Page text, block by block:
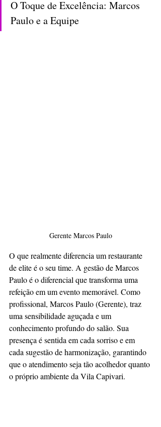
O Toque de Excelência: Marcos
Paulo e a Equipe
Gerente Marcos Paulo
O que realmente diferencia um restaurante
de elite é o seu time. A gestão de Marcos
Paulo é o diferencial que transforma uma
refeição em um evento memorável. Como
profissional, Marcos Paulo (Gerente), traz
uma sensibilidade aguçada e um
conhecimento profundo do salão. Sua
presença é sentida em cada sorriso e em
cada sugestão de harmonização, garantindo
que o atendimento seja tão acolhedor quanto
o próprio ambiente da Vila Capivari.